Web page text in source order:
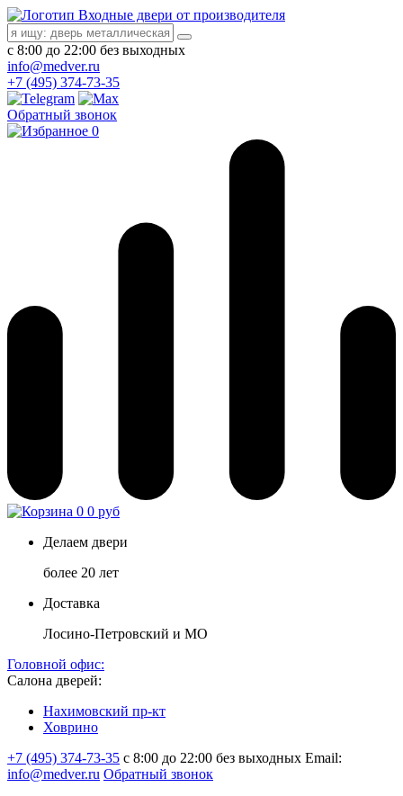
Входные двери от производителя
с 8:00 до 22:00 без выходных
info@medver.ru
+7 (495) 374-73-35
Обратный звонок
0
0 0 руб
Делаем двери
более 20 лет
Доставка
Лосино-Петровский и МО
Головной офис:
Салона дверей:
Нахимовский пр-кт
Ховрино
+7 (495) 374-73-35 с 8:00 до 22:00 без выходных Email:
info@medver.ru Обратный звонок